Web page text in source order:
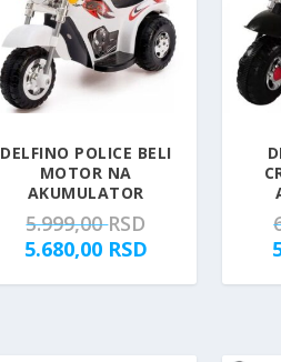
DELFINO POLICE BELI
MOTOR NA
AKUMULATOR
5.999,00RSD
r
5.680,00 RSDT